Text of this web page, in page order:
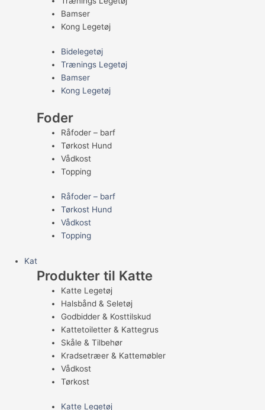
Bamser
Kong Legetøj
Bidelegetøj
Trænings Legetøj
Bamser
Kong Legetøj
Foder
Råfoder – barf
Tørkost Hund
Vådkost
Topping
Råfoder – barf
Tørkost Hund
Vådkost
Topping
Kat
Produkter til Katte
Katte Legetøj
Halsbånd & Seletøj
Godbidder & Kosttilskud
Kattetoiletter & Kattegrus
Skåle & Tilbehør
Kradsetræer & Kattemøbler
Vådkost
Tørkost
Katte Legetøj